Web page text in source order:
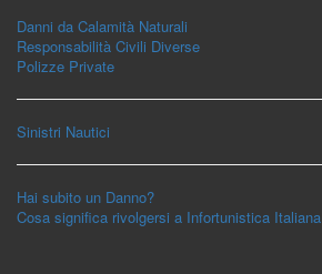
Danni da Calamità Naturali
Responsabilità Civili Diverse
Polizze Private
Sinistri Nautici
Hai subito un Danno?
Cosa significa rivolgersi a Infortunistica Italiana